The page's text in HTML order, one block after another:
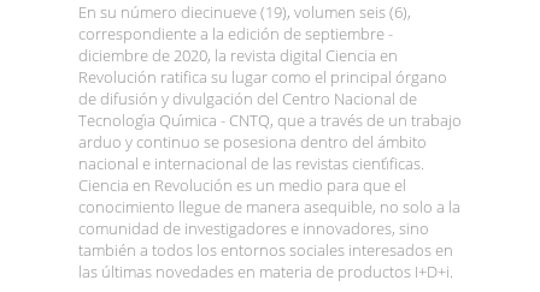
En su número diecinueve (19), volumen seis (6),
correspondiente a la edición de septiembre -
diciembre de 2020, la revista digital Ciencia en
Revolución ratifica su lugar como el principal órgano
de difusión y divulgación del Centro Nacional de
Tecnologı́a Quı́mica - CNTQ, que a través de un trabajo
arduo y continuo se posesiona dentro del ámbito
nacional e internacional de las revistas cientı́ficas.
Ciencia en Revolución es un medio para que el
conocimiento llegue de manera asequible, no solo a la
comunidad de investigadores e innovadores, sino
también a todos los entornos sociales interesados en
las últimas novedades en materia de productos I+D+i.